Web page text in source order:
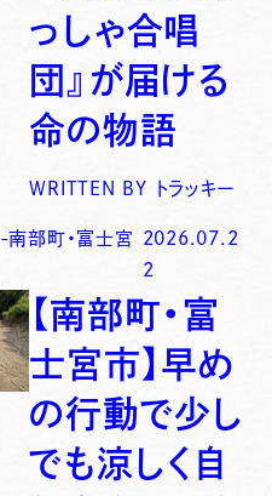
っしゃ合唱
団』が届ける
命の物語
WRITTEN BY トラッキー
-南部町・富士宮
2026.07.2
2
【南部町・富
士宮市】早め
の行動で少し
でも涼しく自